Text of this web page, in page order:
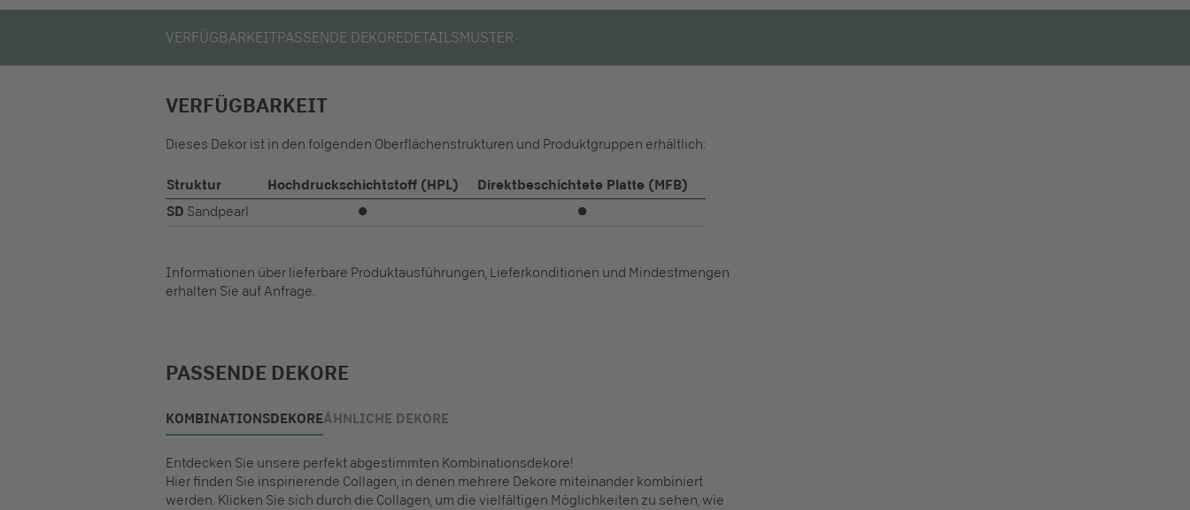
VERFÜGBARKEITPASSENDE DEKOREDETAILSMUSTER
VERFÜGBARKEIT
Dieses Dekor ist in den folgenden Oberflächenstrukturen und Produktgruppen erhältlich:
Struktur Hochdruckschichtstoff (HPL)
Direktbeschichtete Platte (MFB)
SD Sandpearl ⏺ ⏺
Informationen über lieferbare Produktausführungen, Lieferkonditionen und Mindestmengen
erhalten Sie auf Anfrage.
PASSENDE DEKORE
KOMBINATIONSDEKOREÄHNLICHE DEKORE
Entdecken Sie unsere perfekt abgestimmten Kombinationsdekore!
Hier finden Sie inspirierende Collagen, in denen mehrere Dekore miteinander kombiniert
werden. Klicken Sie sich durch die Collagen, um die vielfältigen Möglichkeiten zu sehen, wie